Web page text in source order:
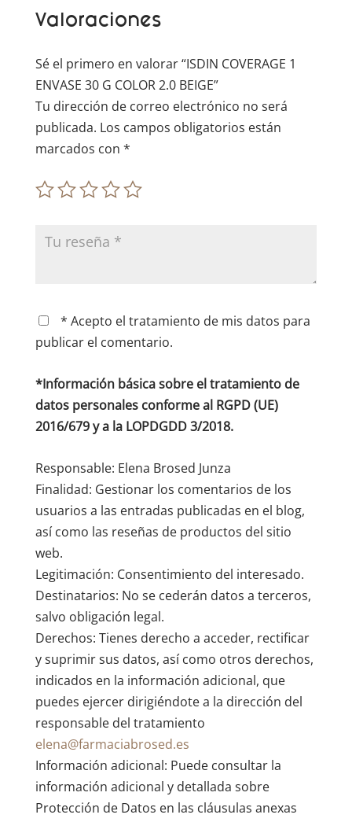
e
Valoraciones
Sé el primero en valorar “ISDIN COVERAGE 1
ENVASE 30 G COLOR 2.0 BEIGE”
Tu dirección de correo electrónico no será
publicada. Los campos obligatorios están
marcados con *
* Acepto el tratamiento de mis datos para
publicar el comentario.
*Información básica sobre el tratamiento de
datos personales conforme al RGPD (UE)
2016/679 y a la LOPDGDD 3/2018.
Responsable: Elena Brosed Junza
Finalidad: Gestionar los comentarios de los
usuarios a las entradas publicadas en el blog,
así como las reseñas de productos del sitio
web.
Legitimación: Consentimiento del interesado.
Destinatarios: No se cederán datos a terceros,
salvo obligación legal.
Derechos: Tienes derecho a acceder, rectificar
y suprimir sus datos, así como otros derechos,
indicados en la información adicional, que
puedes ejercer dirigiéndote a la dirección del
responsable del tratamiento
elena@farmaciabrosed.es
Información adicional: Puede consultar la
información adicional y detallada sobre
Protección de Datos en las cláusulas anexas